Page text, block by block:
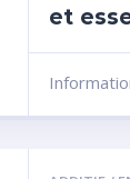
et